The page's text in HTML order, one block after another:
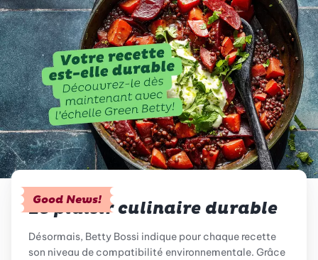
Good News!
Le plaisir culinaire durable
Désormais, Betty Bossi indique pour chaque recette
son niveau de compatibilité environnementale. Grâce